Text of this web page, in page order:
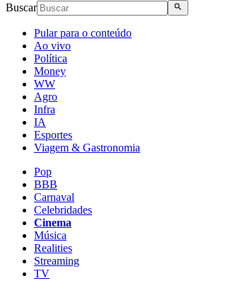
Buscar
Pular para o conteúdo
Ao vivo
Política
Money
WW
Agro
Infra
IA
Esportes
Viagem & Gastronomia
Pop
BBB
Carnaval
Celebridades
Cinema
Música
Realities
Streaming
TV